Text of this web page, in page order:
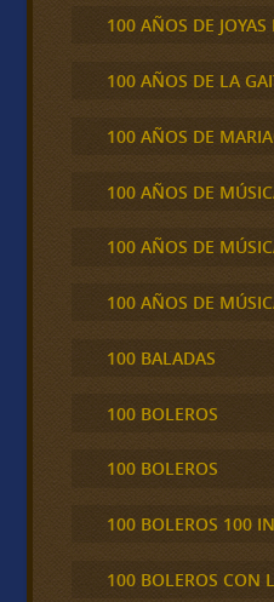
100 AÑOS DE JOYAS
100 AÑOS DE LA
100 AÑOS DE
100 AÑOS DE
100 AÑOS DE
100 AÑOS DE
100 BALADAS
100 BOLEROS
100 BOLEROS
100 BOLEROS 100
100 BOLEROS CON